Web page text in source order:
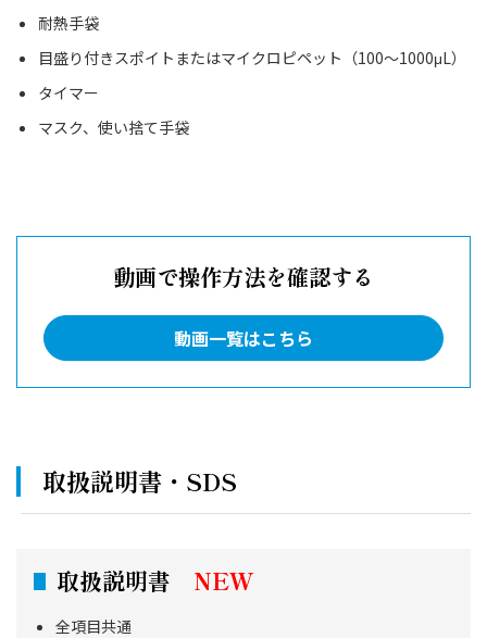
耐熱手袋
目盛り付きスポイトまたはマイクロピペット（100～1000μL）
タイマー
マスク、使い捨て手袋
動画で操作方法を確認する
動画一覧はこちら
取扱説明書・SDS
取扱説明書 NEW
全項目共通